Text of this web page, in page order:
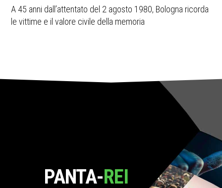
A 45 anni dall’attentato del 2 agosto 1980, Bologna ricorda
le vittime e il valore civile della memoria
PANTA-REI